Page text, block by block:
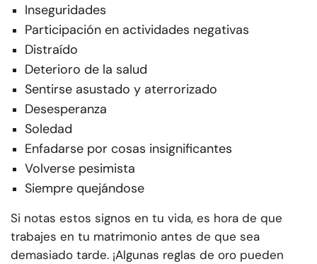
Inseguridades
Participación en actividades negativas
Distraído
Deterioro de la salud
Sentirse asustado y aterrorizado
Desesperanza
Soledad
Enfadarse por cosas insignificantes
Volverse pesimista
Siempre quejándose
Si notas estos signos en tu vida, es hora de que
trabajes en tu matrimonio antes de que sea
demasiado tarde. ¡Algunas reglas de oro pueden